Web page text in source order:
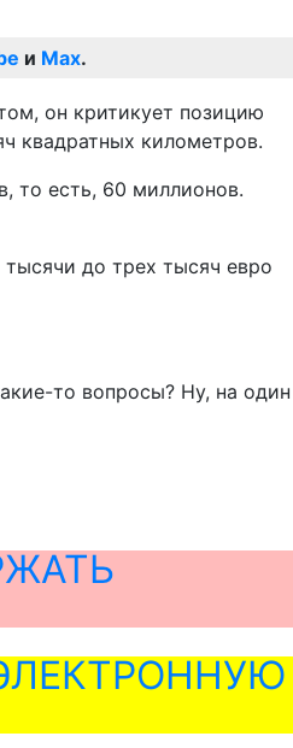
и Max.
он критикует позицию
квадратных километров.
то есть, 60 миллионов.
до трех тысяч евро
то вопросы? Ну, на один